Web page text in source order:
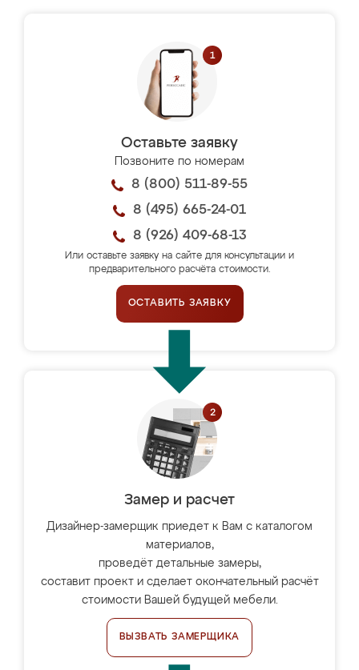
Оставьте заявку
Позвоните по номерам
8 (800) 511-89-55
8 (495) 665-24-01
8 (926) 409-68-13
Или оставьте заявку на сайте для консультации и
предварительного расчёта стоимости.
ОСТАВИТЬ ЗАЯВКУ
Замер и расчет
Дизайнер-замерщик приедет к Вам с каталогом
материалов,
проведёт детальные замеры,
составит проект и сделает окончательный расчёт
стоимости Вашей будущей мебели.
ВЫЗВАТЬ ЗАМЕРЩИКА